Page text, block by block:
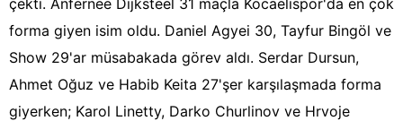
çekti. Anfernee Dijksteel 31 maçla Kocaelispor'da en çok
forma giyen isim oldu. Daniel Agyei 30, Tayfur Bingöl ve
Show 29'ar müsabakada görev aldı. Serdar Dursun,
Ahmet Oğuz ve Habib Keita 27'şer karşılaşmada forma
giyerken; Karol Linetty, Darko Churlinov ve Hrvoje